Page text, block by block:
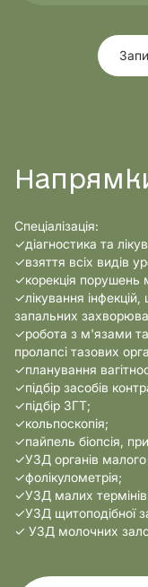
Спеціалізація:
✓діагностика та
✓взяття всіх видів
✓корекція порушень
✓лікування
запальних
✓робота з м'язами
пролапсі тазових
✓планування
✓підбір засобів
✓підбір ЗГТ;
✓кольпоскопія;
✓пайпель біопсія,
✓УЗД органів малого
✓фолікулометрія;
✓УЗД малих термінів
✓УЗД щитоподібної
✓ УЗД молочних залоз